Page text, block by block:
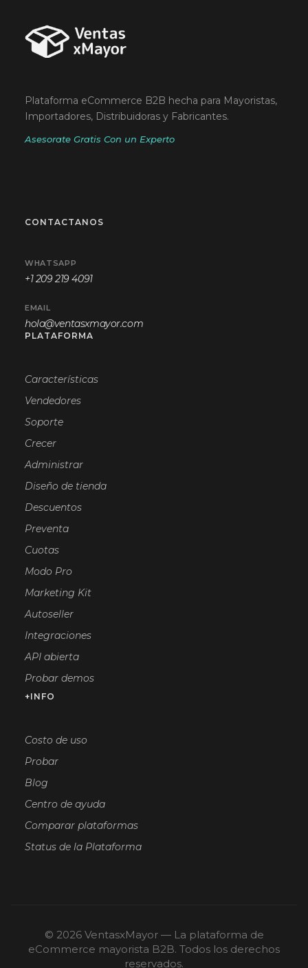
Plataforma eCommerce B2B hecha para Mayoristas,
Importadores, Distribuidoras y Fabricantes.
Asesorate Gratis Con un Experto
CONTACTANOS
WHATSAPP
+1 209 219 4091
EMAIL
hola@ventasxmayor.com
PLATAFORMA
Características
Vendedores
Soporte
Crecer
Administrar
Diseño de tienda
Descuentos
Preventa
Cuotas
Modo Pro
Marketing Kit
Autoseller
Integraciones
API abierta
Probar demos
+INFO
Costo de uso
Probar
Blog
Centro de ayuda
Comparar plataformas
Status de la Plataforma
© 2026 VentasxMayor — La plataforma de
eCommerce mayorista B2B. Todos los derechos
reservados.